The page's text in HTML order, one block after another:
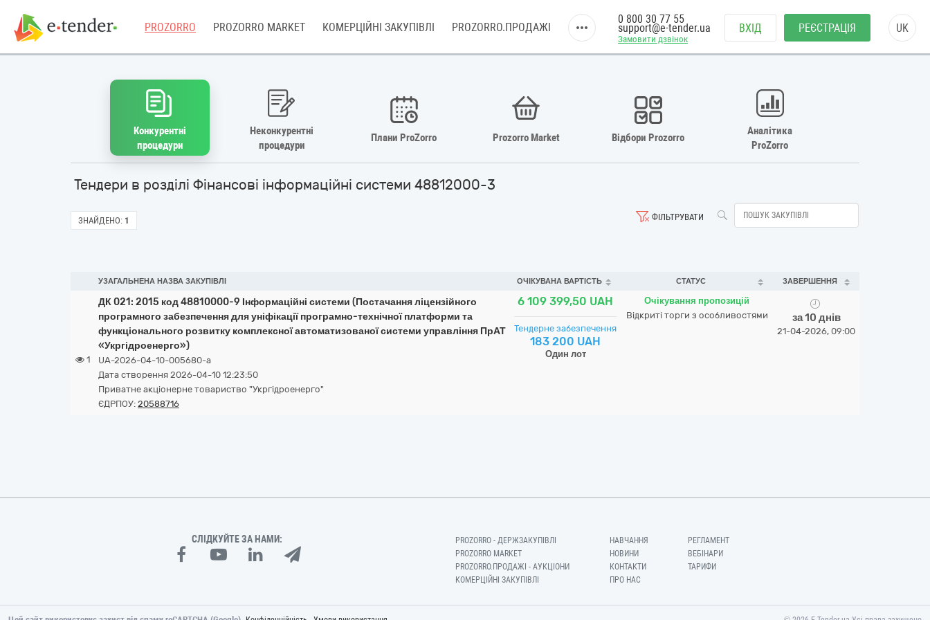
PROZORRO PROZORRO MARKET КОМЕРЦІЙНІ ЗАКУПІВЛІ PROZORRO.ПРОДАЖІ
Замовити дзвінок
0 800 30 77 55
support@e-tender.ua ВХІД РЕЄСТРАЦІЯ UK
Конкурентні
процедури
Неконкурентні
процедури
Плани ProZorro Prozorro Market Відбори Prozorro
Аналітика
ProZorro
Тендери в розділі Фінансові інформаційні системи 48812000-3
ФІЛЬТРУВАТИ
ЗНАЙДЕНО: 1
УЗАГАЛЬНЕНА НАЗВА ЗАКУПІВЛІ ОЧІКУВАНА ВАРТІСТЬ СТАТУС ЗАВЕРШЕННЯ
1
ДК 021: 2015 код 48810000-9 Інформаційні системи (Постачання ліцензійного
програмного забезпечення для уніфікації програмно-технічної платформи та
функціонального розвитку комплексної автоматизованої системи управління ПрАТ
«Укргідроенерго»)
UA-2026-04-10-005680-a
Дата створення 2026-04-10 12:23:50
Приватне акціонерне товариство "Укргідроенерго"
ЄДРПОУ: 20588716
6 109 399,50 UAH
Тендерне забезпечення
183 200 UAH
Один лот
Очікування пропозицій
Відкриті торги з особливостями
за 10 днів
21-04-2026, 09:00
СЛІДКУЙТЕ ЗА НАМИ:
PROZORRO - ДЕРЖЗАКУПІВЛІ
PROZORRO MARKET
PROZORRO.ПРОДАЖІ - АУКЦІОНИ
КОМЕРЦІЙНІ ЗАКУПІВЛІ
НАВЧАННЯ
НОВИНИ
КОНТАКТИ
ПРО НАС
РЕГЛАМЕНТ
ВЕБІНАРИ
ТАРИФИ